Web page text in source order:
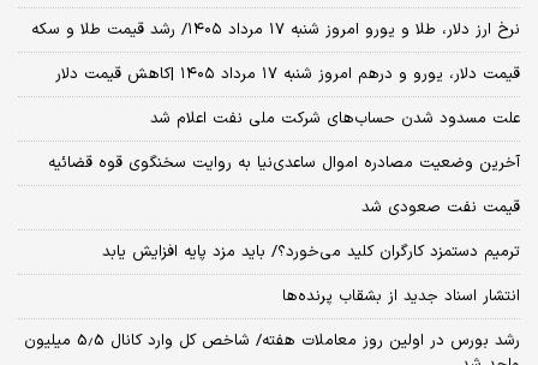
نرخ ارز دلار، طلا و یورو امروز شنبه ۱۷ مرداد ۱۴۰۵/ رشد قیمت طلا و سکه
قیمت دلار، یورو و درهم امروز شنبه ۱۷ مرداد ۱۴۰۵ |کاهش قیمت دلار
علت مسدود شدن حساب‌های شرکت ملی نفت اعلام شد
آخرین وضعیت مصادره اموال ساعدی‌نیا به روایت سخنگوی قوه قضائیه
قیمت نفت صعودی شد
ترمیم دستمزد کارگران کلید می‌خورد؟/ باید مزد پایه افزایش یابد
انتشار اسناد جدید از بشقاب پرنده‌ها
رشد بورس در اولین روز معاملات هفته/ شاخص کل وارد کانال 5.5 میلیون